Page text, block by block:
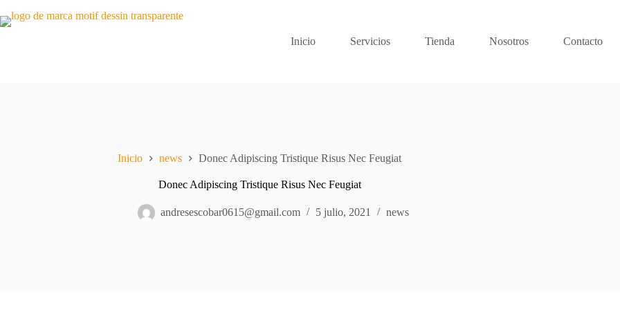
al
contenido
Inicio
Servicios Tienda Nosotros Contacto
Inicio news Donec Adipiscing Tristique Risus Nec Feugiat
Donec Adipiscing Tristique Risus Nec Feugiat
andresescobar0615@gmail.com 5 julio, 2021 news